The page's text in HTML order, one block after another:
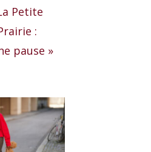
Petite
:
pause »